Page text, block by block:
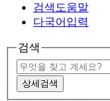
검색도움말
다국어입력
검색
상세검색